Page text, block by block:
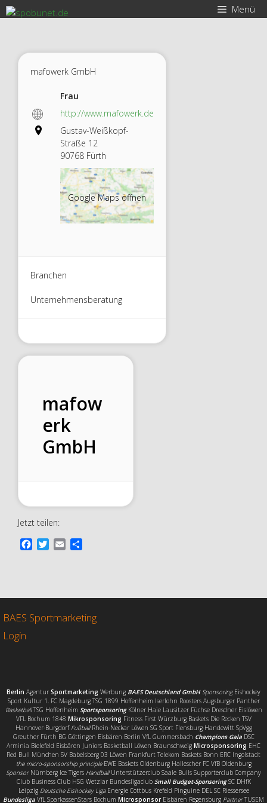
Zum
Inhalt
Menü
mafowerk GmbH
Frau
http://www.mafowerk.de
Gustav-Weißkopf-
Straße 12
90768 Fürth
Google Maps öffnen
Branchen
Unternehmensberatung
mafow
erk
GmbH
Jetzt teilen:
o
k
r
BAES Sportmarketing
Login
Berlin Agentur Sportmarketing Werbung BAES Deutschland GmbH SponsoringEishockey
Sport Kultur 1. FC Magdeburg TSG 1899 Hoffenheim Iserlohn Roosters Augsburger Panther
BasketballTSG Hoffenheim SportsponsoringKölner Haie Lausitzer Füchse Dresdner Eislöwen
VFL Bochum 1848 Mikrosponsoring Fitness First Würzburg Baskets Die Recken TSV
Hannover-Burgdorf FußballRhein-Neckar Löwen SG Sport Flensburg-Handewitt SpVgg
Greuther Fürth BG Göttingen Eisbären Berlin VfL Gummersbach Champions GalaDSC
Arminia Bielefeld Eisbären Juniors Basketball Löwen Braunschweig Microsponsoring EHC
Red Bull München SV Babelsberg 03 Löwen Frankfurt Telekom Baskets Bonn ERC Ingolstadt
the micro-sponsorship principleEWE Baskets Oldenburg Hallescher FC VfB Oldenburg
SponsorNürnberg Ice Tigers HandballUnterstützerclub Saale Bulls Supporterclub Company
Club Business Club HSG Wetzlar Bundesligaclub Small Budget-SponsoringSC DHfK
Leipzig Deutsche Eishockey LigaEnergie Cottbus Krefeld Pinguine DEL SC Riessersee
Bundesliga VfL SparkassenStars Bochum MicrosponsorEisbären Regensburg PartnerTUSEM